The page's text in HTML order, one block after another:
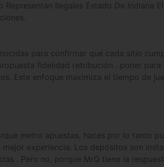
Ilegales Estado De Indiana
para confirmar que cada sitio
fidelidad retribución . poner
Este enfoque maximiza el tiempo de
metro apuestas, haces por lo tanto
experiencia. Los depósitos son
. Pero no, porque MrQ tiene la